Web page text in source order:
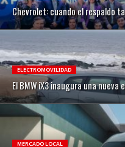
Chevrolet: cuando el respaldo
ELECTROMOVILIDAD
El BMW iX3 inaugura una nueva
MERCADO LOCAL